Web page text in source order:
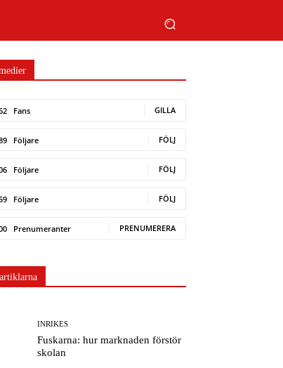
Fans GILLA
Följare FÖLJ
Följare FÖLJ
Följare FÖLJ
Prenumeranter PRENUMERERA
INRIKES
Fuskarna: hur marknaden förstör
skolan